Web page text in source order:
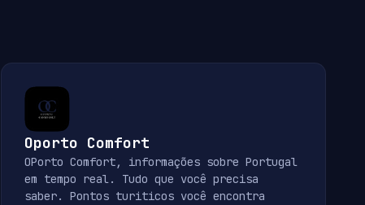
Oporto Comfort
OPorto Comfort, informações sobre Portugal
em tempo real. Tudo que você precisa
saber. Pontos turiticos você encontra